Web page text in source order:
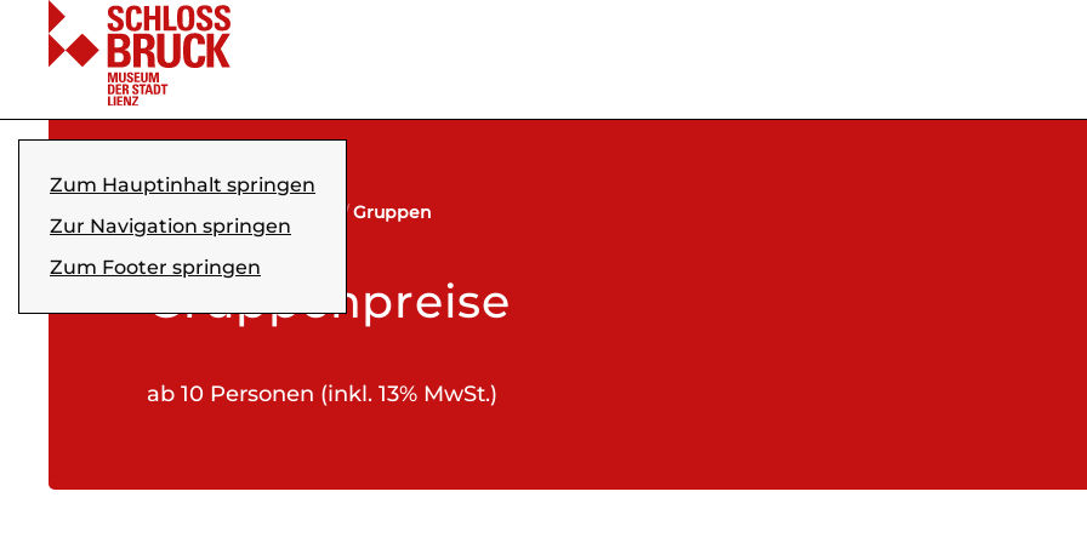
Zum Hauptinhalt springen
Zur Navigation springen
Zum Footer springen
Gruppen
Gruppenpreise
ab 10 Personen (inkl. 13% MwSt.)